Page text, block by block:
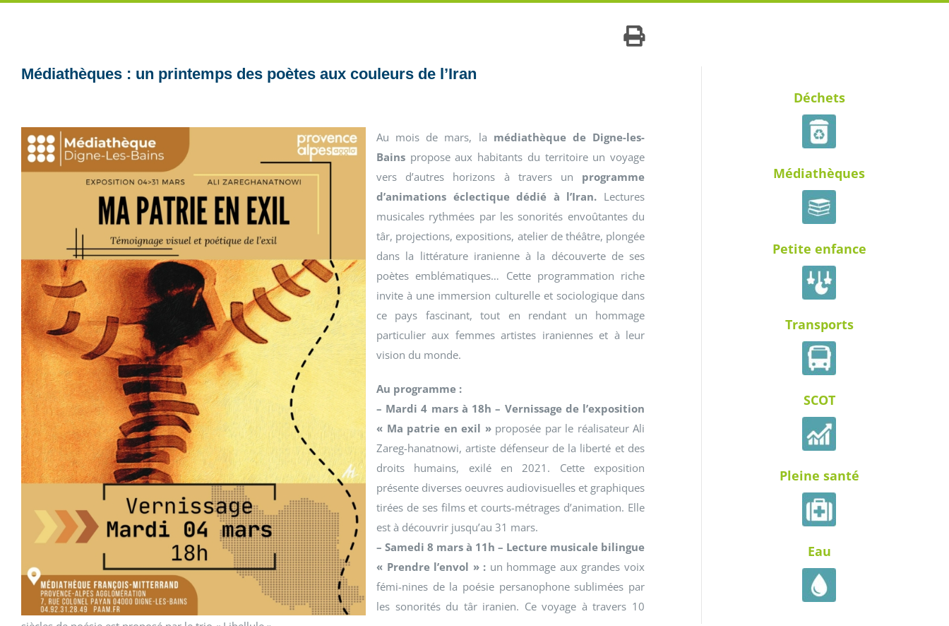
Médiathèques : un printemps des poètes aux couleurs de l’Iran
Au mois de mars, la médiathèque de Digne-les-
Bains propose aux habitants du territoire un voyage
vers d’autres horizons à travers un programme
d’animations éclectique dédié à l’Iran. Lectures
musicales rythmées par les sonorités envoûtantes du
târ, projections, expositions, atelier de théâtre, plongée
dans la littérature iranienne à la découverte de ses
poètes emblématiques… Cette programmation riche
invite à une immersion culturelle et sociologique dans
ce pays fascinant, tout en rendant un hommage
particulier aux femmes artistes iraniennes et à leur
vision du monde.
Au programme :
– Mardi 4 mars à 18h – Vernissage de l’exposition
« Ma patrie en exil »proposée par le réalisateur Ali
Zareg-hanatnowi, artiste défenseur de la liberté et des
droits humains, exilé en 2021. Cette exposition
présente diverses oeuvres audiovisuelles et graphiques
tirées de ses films et courts-métrages d’animation. Elle
est à découvrir jusqu’au 31 mars.
– Samedi 8 mars à 11h – Lecture musicale bilingue
« Prendre l’envol » : un hommage aux grandes voix
fémi-nines de la poésie persanophone sublimées par
les sonorités du târ iranien. Ce voyage à travers 10
Déchets
Médiathèques
Petite enfance
Transports
SCOT
Pleine santé
Eau